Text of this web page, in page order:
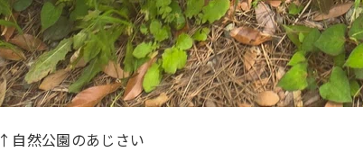
↑自然公園のあじさい